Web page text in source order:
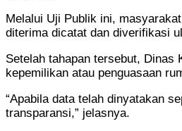
Melalui Uji Publik ini,
diterima dicatat dan diverifikasi
Setelah tahapan tersebut, Dinas
kepemilikan atau penguasaan
“Apabila data telah dinyatakan
transparansi,” jelasnya.